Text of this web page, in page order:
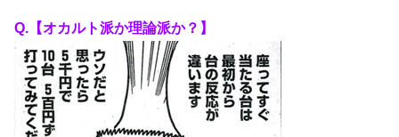
Q.【オカルト派か理論派か？】